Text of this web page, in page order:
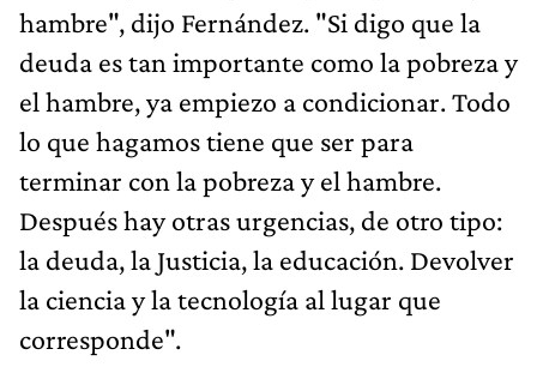
hambre", dijo Fernández. "Si digo que la
deuda es tan importante como la pobreza y
el hambre, ya empiezo a condicionar. Todo
lo que hagamos tiene que ser para
terminar con la pobreza y el hambre.
Después hay otras urgencias, de otro tipo:
la deuda, la Justicia, la educación. Devolver
la ciencia y la tecnología al lugar que
corresponde".